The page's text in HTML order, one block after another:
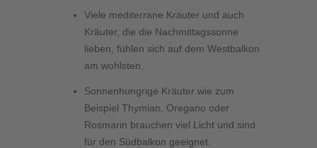
Viele mediterrane Kräuter und auch
Kräuter, die die Nachmittagssonne
lieben, fühlen sich auf dem Westbalkon
am wohlsten.
Sonnenhungrige Kräuter wie zum
Beispiel Thymian, Oregano oder
Rosmarin brauchen viel Licht und sind
für den Südbalkon geeignet.